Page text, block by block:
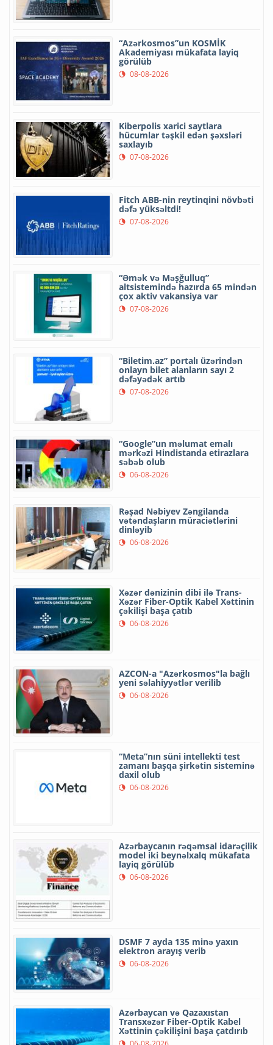
“Azərkosmos”un KOSMİK
Akademiyası mükafata layiq
görülüb
08-08-2026
Kiberpolis xarici saytlara
hücumlar təşkil edən şəxsləri
saxlayıb
07-08-2026
Fitch ABB-nin reytinqini növbəti
dəfə yüksəltdi!
07-08-2026
“Əmək və Məşğulluq”
altsistemində hazırda 65 mindən
çox aktiv vakansiya var
07-08-2026
“Biletim.az” portalı üzərindən
onlayn bilet alanların sayı 2
dəfəyədək artıb
07-08-2026
“Google”un məlumat emalı
mərkəzi Hindistanda etirazlara
səbəb olub
06-08-2026
Rəşad Nəbiyev Zəngilanda
vətəndaşların müraciətlərini
dinləyib
06-08-2026
Xəzər dənizinin dibi ilə Trans-
Xəzər Fiber-Optik Kabel Xəttinin
çəkilişi başa çatıb
06-08-2026
AZCON-a "Azərkosmos"la bağlı
yeni səlahiyyətlər verilib
06-08-2026
“Meta”nın süni intellekti test
zamanı başqa şirkətin sisteminə
daxil olub
06-08-2026
Azərbaycanın rəqəmsal idarəçilik
model iki beynəlxalq mükafata
layiq görülüb
06-08-2026
DSMF 7 ayda 135 minə yaxın
elektron arayış verib
06-08-2026
Azərbaycan və Qazaxıstan
Transxəzər Fiber-Optik Kabel
Xəttinin çəkilişini başa çatdırıb